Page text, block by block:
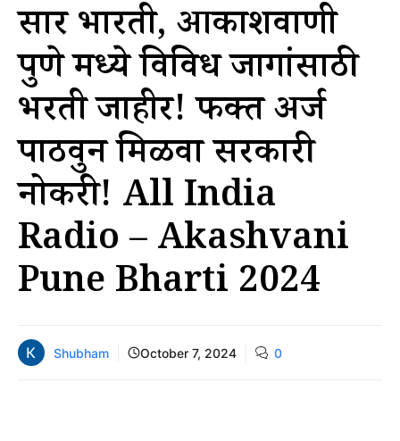
प्रसार भारती, आकाशवाणी
पुणे मध्ये विविध जागांसाठी
भरती जाहीर! फक्त अर्ज
पाठवुन मिळवा सरकारी
नोकरी! All India
Radio – Akashvani
Pune Bharti 2024
Shubham October 7, 2024 0